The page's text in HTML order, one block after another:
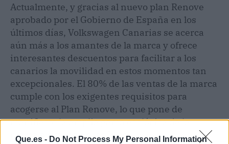
Que.es - Do Not Process My Personal Information
Actualmente, y gracias al nuevo plan Renove
aprobado por el Gobierno de España en los
últimos días, Volkswagen Canarias se acerca
aún más a los amantes de la marca y ofrece
interesantes descuentos para facilitar a los
canarios la movilidad en estos momentos tan
excepcionales. El 80% de las ventas de la marca
cumple con los exigentes requisitos para
acogerse al Plan Renove, lo que pone de
manifiesto la amplia gama ecológica de la
marca alemana en las Islas.